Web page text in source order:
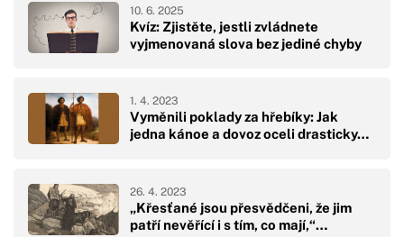
Kvíz: Zjistěte, jestli zvládnete
vyjmenovaná slova bez jediné chyby
10. 6. 2025
Vyměnili poklady za hřebíky: Jak
jedna kánoe a dovoz oceli drasticky…
1. 4. 2023
„Křesťané jsou přesvědčeni, že jim
patří nevěřící i s tím, co mají,“…
26. 4. 2023